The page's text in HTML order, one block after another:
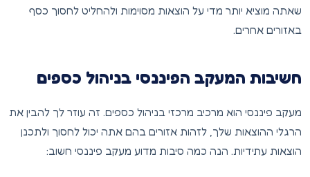
שאתה מוציא יותר מדי על הוצאות מסוימות ולהחליט לחסוך כסף
באזורים אחרים.
חשיבות המעקב הפיננסי בניהול כספים
מעקב פיננסי הוא מרכיב מרכזי בניהול כספים. זה עוזר לך להבין את
הרגלי ההוצאות שלך, לזהות אזורים בהם אתה יכול לחסוך ולתכנן
הוצאות עתידיות. הנה כמה סיבות מדוע מעקב פיננסי חשוב: